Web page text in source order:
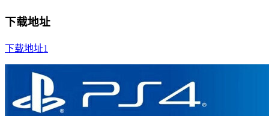
下载地址
下载地址1